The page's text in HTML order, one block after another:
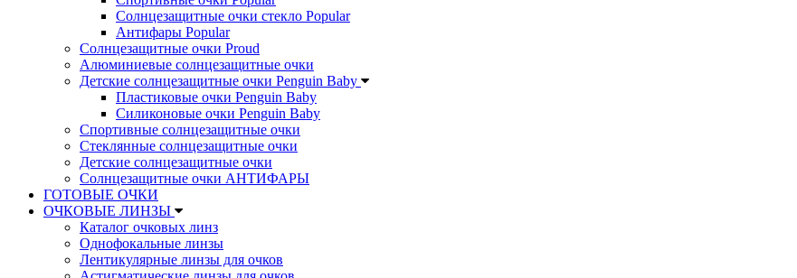
Солнцезащитные очки стекло Popular
Aнтифары Popular
Солнцезащитные очки Proud
Алюминиевые солнцезащитные очки
Детские солнцезащитные очки Penguin Baby
Пластиковые очки Penguin Baby
Силиконовые очки Penguin Baby
Спортивные солнцезащитные очки
Стеклянные солнцезащитные очки
Детские солнцезащитные очки
Солнцезащитные очки АНТИФАРЫ
ГОТОВЫЕ ОЧКИ
ОЧКОВЫЕ ЛИНЗЫ
Каталог очковых линз
Однофокальные линзы
Лентикулярные линзы для очков